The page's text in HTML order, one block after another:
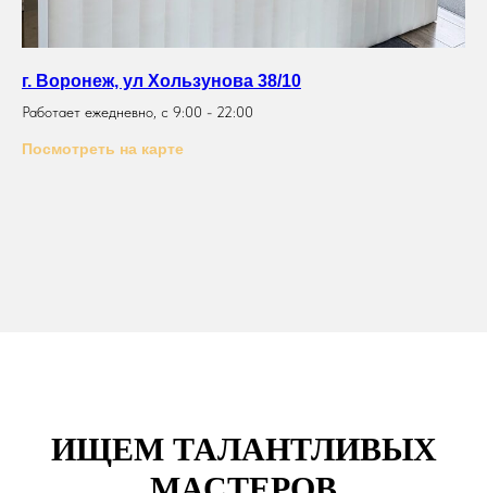
г. Воронеж, ул Хользунова 38/10
Работает ежедневно, с 9:00 - 22:00
Посмотреть на карте
ИЩЕМ ТАЛАНТЛИВЫХ